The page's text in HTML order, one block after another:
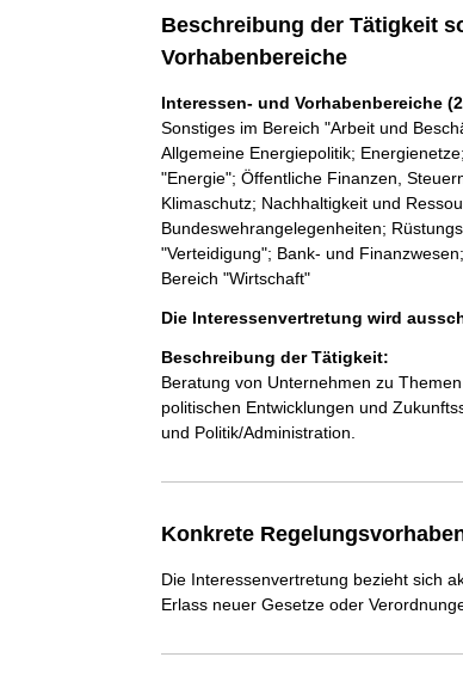
l
t
Beschreibung der Tätigkeit
Vorhabenbereiche
Interessen- und Vorhabenbereiche
Sonstiges im Bereich "Arbeit und
Allgemeine Energiepolitik;
"Energie"; Öffentliche Finanzen,
Klimaschutz; Nachhaltigkeit und
Bundeswehrangelegenheiten;
"Verteidigung"; Bank- und
Bereich "Wirtschaft"
Die Interessenvertretung wird
Beschreibung der Tätigkeit:
Beratung von Unternehmen zu
politischen Entwicklungen und
und Politik/Administration.
Konkrete
Die Interessenvertretung bezieht sich
Erlass neuer Gesetze oder